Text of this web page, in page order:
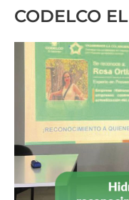
CODELCO